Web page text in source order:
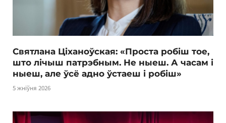
Святлана Ціханоўская: «Проста робіш тое,
што лічыш патрэбным. Не ныеш. А часам і
ныеш, але ўсё адно ўстаеш і робіш»
5 жніўня 2026